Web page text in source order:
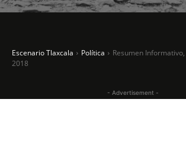
Escenario Tlaxcala Política
Resumen
2018
- Advertisement -